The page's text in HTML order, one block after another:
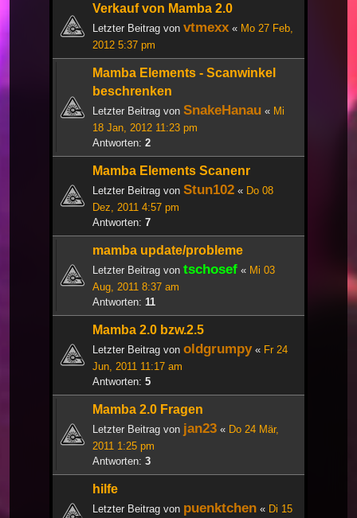
Verkauf von Mamba 2.0
Letzter Beitrag von vtmexx « Mo 27 Feb,
2012 5:37 pm
Mamba Elements - Scanwinkel
beschrenken
Letzter Beitrag von SnakeHanau « Mi
18 Jan, 2012 11:23 pm
Antworten: 2
Mamba Elements Scanenr
Letzter Beitrag von Stun102 « Do 08
Dez, 2011 4:57 pm
Antworten: 7
mamba update/probleme
Letzter Beitrag von tschosef « Mi 03
Aug, 2011 8:37 am
Antworten: 11
Mamba 2.0 bzw.2.5
Letzter Beitrag von oldgrumpy« Fr 24
Jun, 2011 11:17 am
Antworten: 5
Mamba 2.0 Fragen
Letzter Beitrag von jan23 « Do 24 Mär,
2011 1:25 pm
Antworten: 3
hilfe
Letzter Beitrag von puenktchen « Di 15